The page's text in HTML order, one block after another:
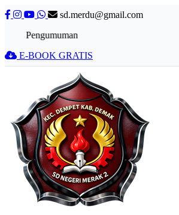
sd.merdu@gmail.com
Pengumuman
E-BOOK GRATIS